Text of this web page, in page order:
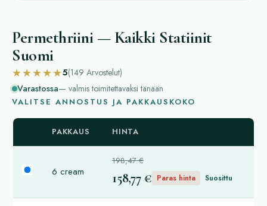
Permethriini — Kaikki Statiinit
Suomi
★★★★★5(149 Arvostelut)
Varastossa— valmis toimitettavaksi tänään
VALITSE ANNOSTUS JA PAKKAUSKOKO
PAKKAUS HINTA
6 cream
198,47 €
158,77 € Paras hinta Suosittu